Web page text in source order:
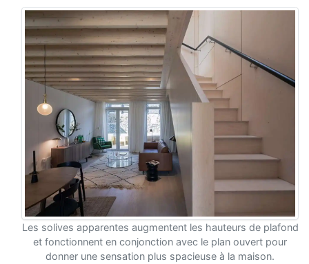
Les solives apparentes augmentent les hauteurs de plafond
et fonctionnent en conjonction avec le plan ouvert pour
donner une sensation plus spacieuse à la maison.